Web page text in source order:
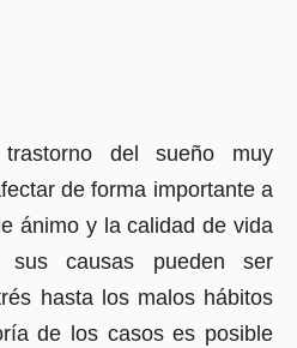
del sueño muy
de forma importante a
ánimo y la calidad de vida
sus causas pueden ser
hasta los malos hábitos
de los casos es posible